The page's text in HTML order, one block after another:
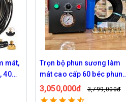
Bộ phun sương làm mát
quán cafe cao cấp 70 đầu
phun
3,220,000đ 3,599,000đ